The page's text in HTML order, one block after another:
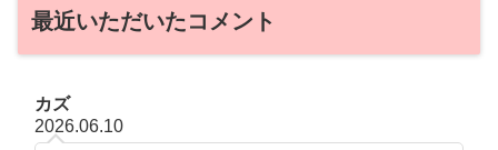
最近いただいたコメント
カズ
2026.06.10